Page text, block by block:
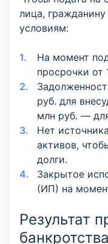
лица,
условиям:
На момент
просрочки от
руб. для
млн руб. —
Нет
активов,
долги.
Закрытое
(ИП) на
Результат
банкротства